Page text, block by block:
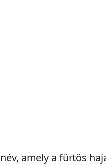
amely a fürtös